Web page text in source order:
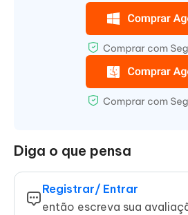
Diga o que pensa
Registrar/ Entrar
então escreva sua